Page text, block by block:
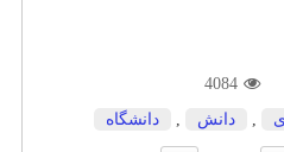
4084
دانش دانشگاه